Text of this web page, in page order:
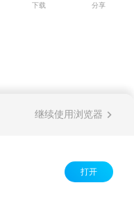
下载 分享
继续使用浏览器
打开